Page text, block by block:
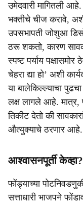
उमेदवारी मागितली
भक्तीचे चीज करावे,
उपसभापती जोशुआ
ठरू शकतो, कारण
स्पष्ट पर्याय
चेहरा द्या हो’ अशी
या बालेकिल्ल्याचा
लक्ष लागले आहे. मात्र,
तिकीट देतो की
औत्युक्याचे ठरणार आहे.
आश्‍वासनपूर्ती केव्हा?
फोंड्याच्या
सत्ताधारी भाजपने